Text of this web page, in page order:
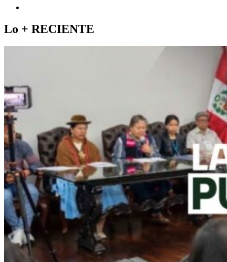
Lo + RECIENTE